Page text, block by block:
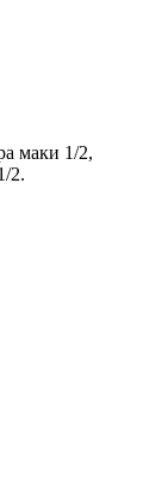
маки 1/2,
2.